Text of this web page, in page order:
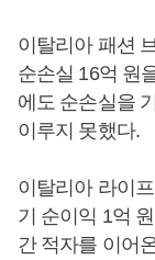
이탈리아 패션
순손실 16억 원
에도 순손실을
이루지 못했다.
이탈리아 라이
기 순이익 1억
간 적자를 이어